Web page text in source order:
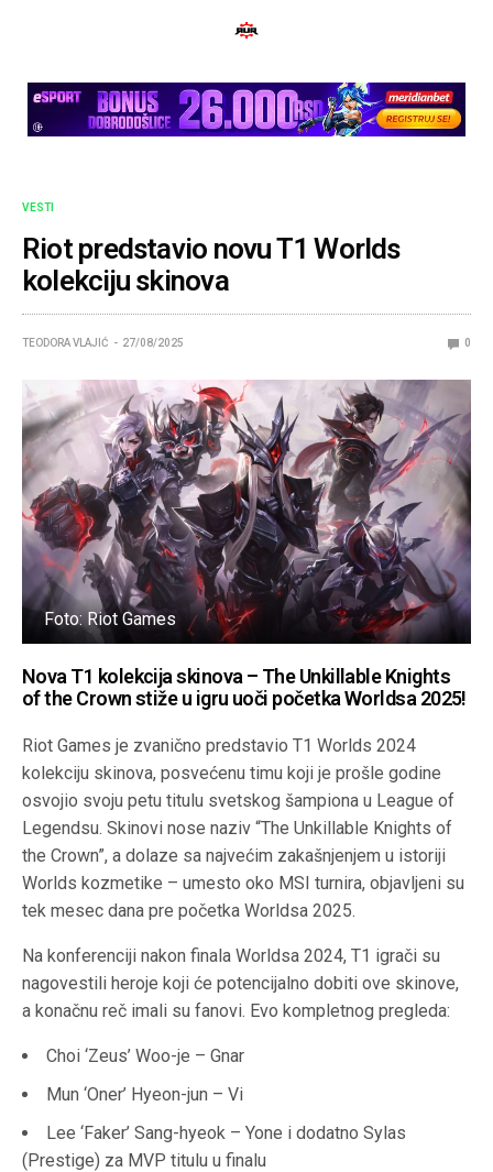
VESTI
Riot predstavio novu T1 Worlds
kolekciju skinova
TEODORA VLAJIĆ 27/08/2025 0
Foto: Riot Games
Nova T1 kolekcija skinova – The Unkillable Knights
of the Crown stiže u igru uoči početka Worldsa 2025!
Riot Games je zvanično predstavio T1 Worlds 2024
kolekciju skinova, posvećenu timu koji je prošle godine
osvojio svoju petu titulu svetskog šampiona u League of
Legendsu. Skinovi nose naziv “The Unkillable Knights of
the Crown”, a dolaze sa najvećim zakašnjenjem u istoriji
Worlds kozmetike – umesto oko MSI turnira, objavljeni su
tek mesec dana pre početka Worldsa 2025.
Na konferenciji nakon finala Worldsa 2024, T1 igrači su
nagovestili heroje koji će potencijalno dobiti ove skinove,
a konačnu reč imali su fanovi. Evo kompletnog pregleda:
Choi ‘Zeus’ Woo-je – Gnar
Mun ‘Oner’ Hyeon-jun – Vi
Lee ‘Faker’ Sang-hyeok – Yone i dodatno Sylas
(Prestige) za MVP titulu u finalu